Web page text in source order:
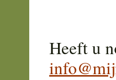
Heeft u